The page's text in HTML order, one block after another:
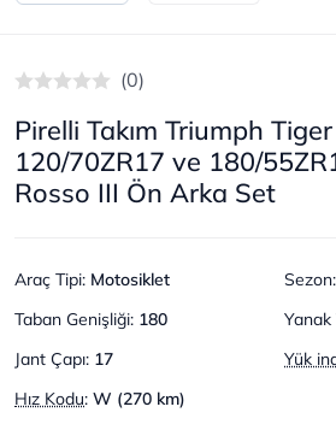
(0)
Pirelli Takım Triumph
120/70ZR17 ve 180/
Rosso III Ön Arka Set
Araç Tipi: Motosiklet Sezon:
Taban Genişliği: 180 Yanak
Jant Çapı: 17 Yük
Hız Kodu: W (270 km)